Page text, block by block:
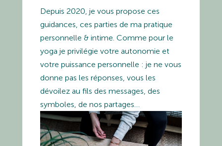
Depuis 2020, je vous propose ces
guidances, ces parties de ma pratique
personnelle & intime. Comme pour le
yoga je privilégie votre autonomie et
votre puissance personnelle : je ne vous
donne pas les réponses, vous les
dévoilez au fils des messages, des
symboles, de nos partages…